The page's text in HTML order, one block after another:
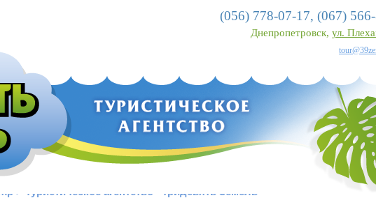
(056) 778-07-17, (067)
Днепропетровск, ул.
> Туристическое агентство «Тридевять Земель»